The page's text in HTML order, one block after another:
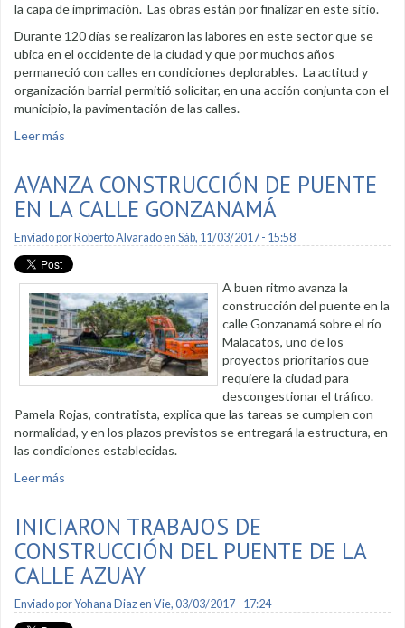
la capa de imprimación. Las obras están por finalizar en este sitio.
Durante 120 días se realizaron las labores en este sector que se
ubica en el occidente de la ciudad y que por muchos años
permaneció con calles en condiciones deplorables. La actitud y
organización barrial permitió solicitar, en una acción conjunta con el
municipio, la pavimentación de las calles.
Leer más
AVANZA CONSTRUCCIÓN DE PUENTE
EN LA CALLE GONZANAMÁ
Enviado por Roberto Alvaradoen Sáb, 11/03/2017 - 15:58
A buen ritmo avanza la
construcción del puente en la
calle Gonzanamá sobre el río
Malacatos, uno de los
proyectos prioritarios que
requiere la ciudad para
descongestionar el tráfico.
Pamela Rojas, contratista, explica que las tareas se cumplen con
normalidad, y en los plazos previstos se entregará la estructura, en
las condiciones establecidas.
Leer más
INICIARON TRABAJOS DE
CONSTRUCCIÓN DEL PUENTE DE LA
CALLE AZUAY
Enviado porYohana Diazen Vie, 03/03/2017 - 17:24